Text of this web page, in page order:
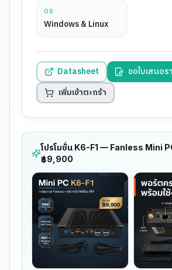
OS
Windows & Linux
Datasheet
ขอใบเสนอร
เพิ่มเข้าตะกร้า
โปรโมชั่น K6-F1 — Fanless Mini
฿9,900